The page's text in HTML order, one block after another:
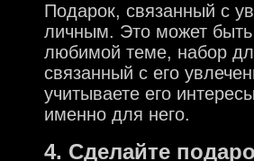
Подарок, связанный с
личным. Это может быть
любимой теме, набор
связанный с его
учитываете его
именно для него.
4. Сделайте